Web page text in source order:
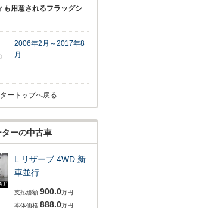
も用意されるフラッグシ
2006年2月～2017年8
月
ートップへ戻る
ーの中古車
L リザーブ 4WD 新
車並行…
支払総額 900.0万円
本体価格 888.0万円